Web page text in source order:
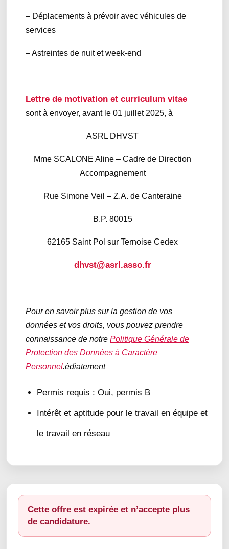
– Déplacements à prévoir avec véhicules de
services
– Astreintes de nuit et week-end
Lettre de motivation et curriculum vitae
sont à envoyer, avant le 01 juillet 2025, à
ASRL DHVST
Mme SCALONE Aline – Cadre de Direction
Accompagnement
Rue Simone Veil – Z.A. de Canteraine
B.P. 80015
62165 Saint Pol sur Ternoise Cedex
dhvst@asrl.asso.fr
Pour en savoir plus sur la gestion de vos
données et vos droits, vous pouvez prendre
connaissance de notre Politique Générale de
Protection des Données à Caractère
Personnel.édiatement
Permis requis : Oui, permis B
Intérêt et aptitude pour le travail en équipe et
le travail en réseau
Cette offre est expirée et n’accepte plus
de candidature.